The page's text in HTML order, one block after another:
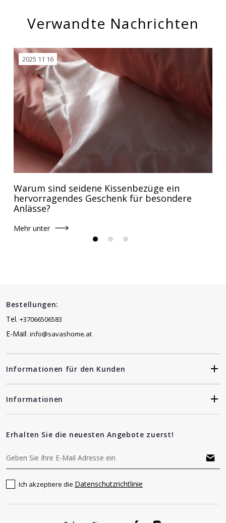
Verwandte Nachrichten
2025 11 16
Warum sind seidene Kissenbezüge ein
hervorragendes Geschenk für besondere
Anlässe?
Mehr unter
Bestellungen:
Tel. +37066506583
E-Mail: info@savashome.at
Informationen für den Kunden
Informationen
Erhalten Sie die neuesten Angebote zuerst!
Ich akzeptiere die Datenschutzrichtlinie